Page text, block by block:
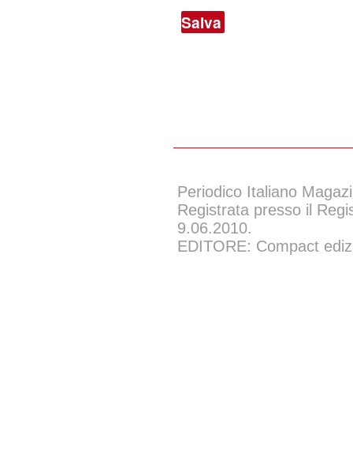
Salva
Periodico Italiano
Registrata presso il
9.06.2010.
EDITORE: Compact